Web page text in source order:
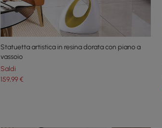
Statuetta artistica in resina dorata con piano a
vassoio
Saldi
159,99€